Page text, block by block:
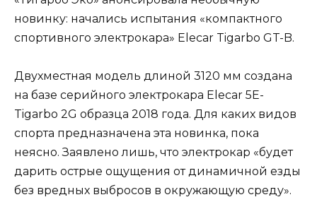
новинку: начались испытания «компактного
спортивного электрокара» Elecar Tigarbo GT-B.
Двухместная модель длиной 3120 мм создана
на базе серийного электрокара Elecar 5E-
Tigarbo 2G образца 2018 года. Для каких видов
спорта предназначена эта новинка, пока
неясно. Заявлено лишь, что электрокар «будет
дарить острые ощущения от динамичной езды
без вредных выбросов в окружающую среду».